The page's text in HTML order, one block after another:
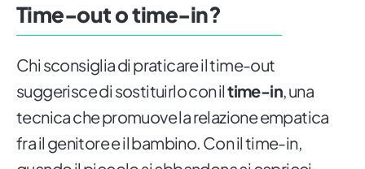
Time-out o time-in?
Chi sconsiglia di praticare il time-out
suggerisce di sostituirlo con iltime-in, una
tecnica che promuove la relazione empatica
fra il genitore e il bambino. Con il time-in,